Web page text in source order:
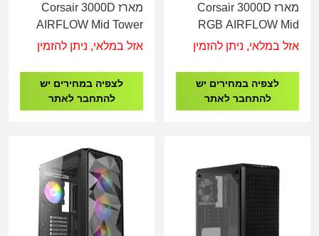
מארז Corsair 3000D
RGB AIRFLOW Mid
Tower CASE Black
אזל במלאי, ניתן להזמין
לצפיה במחירים יש
להתחבר לאתר
מארז Corsair 3000D
AIRFLOW Mid Tower
CASE Black
אזל במלאי, ניתן להזמין
לצפיה במחירים יש
להתחבר לאתר